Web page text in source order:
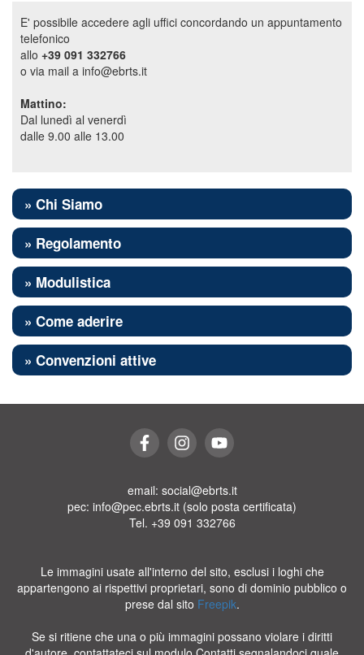
E' possibile accedere agli uffici concordando un appuntamento
telefonico
allo +39 091 332766
o via mail a info@ebrts.it
Mattino:
Dal lunedì al venerdì
dalle 9.00 alle 13.00
» Chi Siamo
» Regolamento
» Modulistica
» Come aderire
» Convenzioni attive
email: social@ebrts.it
pec: info@pec.ebrts.it (solo posta certificata)
Tel. +39 091 332766
Le immagini usate all'interno del sito, esclusi i loghi che
appartengono ai rispettivi proprietari, sono di dominio pubblico o
prese dal sito Freepik.
Se si ritiene che una o più immagini possano violare i diritti